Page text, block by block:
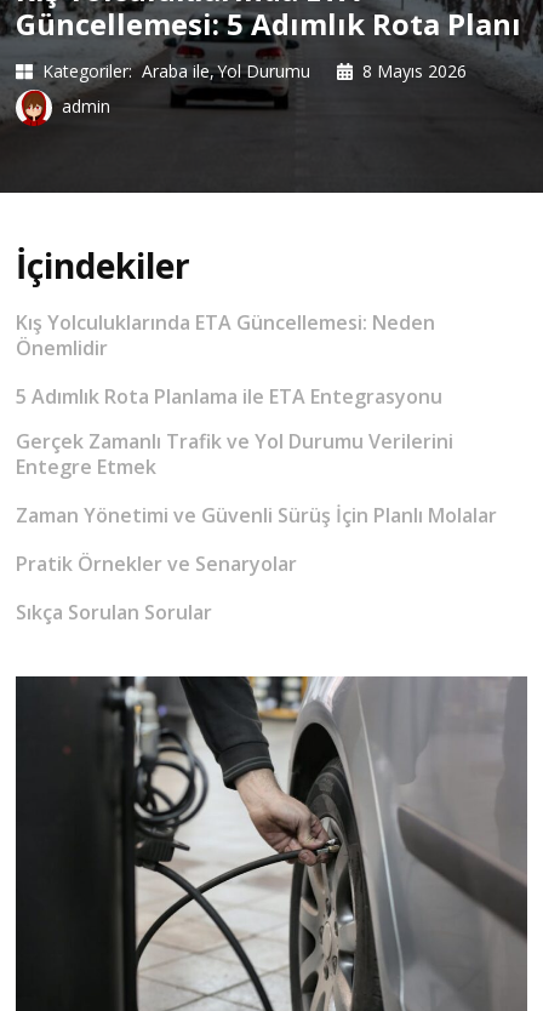
Güncellemesi: 5 Adımlık Rota Planı
Kategoriler: Araba ile Yol Durumu
8 Mayıs 2026
admin
İçindekiler
Kış Yolculuklarında ETA Güncellemesi: Neden
Önemlidir
5 Adımlık Rota Planlama ile ETA Entegrasyonu
Gerçek Zamanlı Trafik ve Yol Durumu Verilerini
Entegre Etmek
Zaman Yönetimi ve Güvenli Sürüş İçin Planlı Molalar
Pratik Örnekler ve Senaryolar
Sıkça Sorulan Sorular